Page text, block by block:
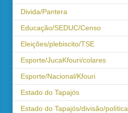
Divida/Pantera
Educação/SEDUC/Censo
Eleições/plebiscito/TSE
Esporte/JucaKfouri/colares
Esporte/Nacional/Kfouri
Estado do Tapajós
Estado do Tapajós/divisão/política